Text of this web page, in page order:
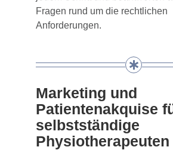
Fragen rund um die rechtlichen
Anforderungen.
Marketing und
Patientenakquise
selbstständige
Physiotherapeuten